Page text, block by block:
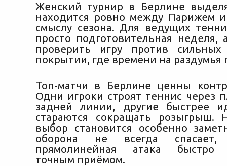
Женский турнир в Берлине
находится ровно между Парижем
смыслу сезона. Для ведущих
просто подготовительная неделя,
проверить игру против
покрытии, где времени на раздумья
Топ-матчи в Берлине ценны
Одни игроки строят теннис через
задней линии, другие быстрее
стараются сокращать розыгрыш.
выбор становится особенно
оборона не всегда
прямолинейная атака быстро
точным приёмом.